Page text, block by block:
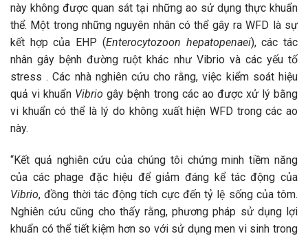
này không được quan sát tại những ao sử dụng thực khuẩn
thể. Một trong những nguyên nhân có thể gây ra WFD là sự
kết hợp của EHP (Enterocytozoon hepatopenaei), các tác
nhân gây bệnh đường ruột khác như Vibrio và các yếu tố
stress . Các nhà nghiên cứu cho rằng, việc kiểm soát hiệu
quả vi khuẩn Vibrio gây bệnh trong các ao được xử lý bằng
vi khuẩn có thể là lý do không xuất hiện WFD trong các ao
này.
“Kết quả nghiên cứu của chúng tôi chứng minh tiềm năng
của các phage đặc hiệu để giảm đáng kể tác động của
Vibrio, đồng thời tác động tích cực đến tỷ lệ sống của tôm.
Nghiên cứu cũng cho thấy rằng, phương pháp sử dụng lợi
khuẩn có thể tiết kiệm hơn so với sử dụng men vi sinh trong